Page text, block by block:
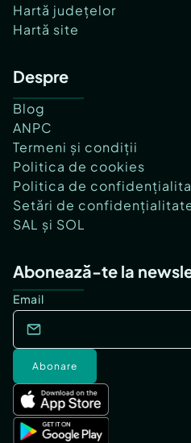
Hartă județelor
Hartă site
Despre
Blog
ANPC
Termeni și condiții
Politica de cookies
Politica de
Setări de
SAL și SOL
Abonează-te la
Email
Abonare